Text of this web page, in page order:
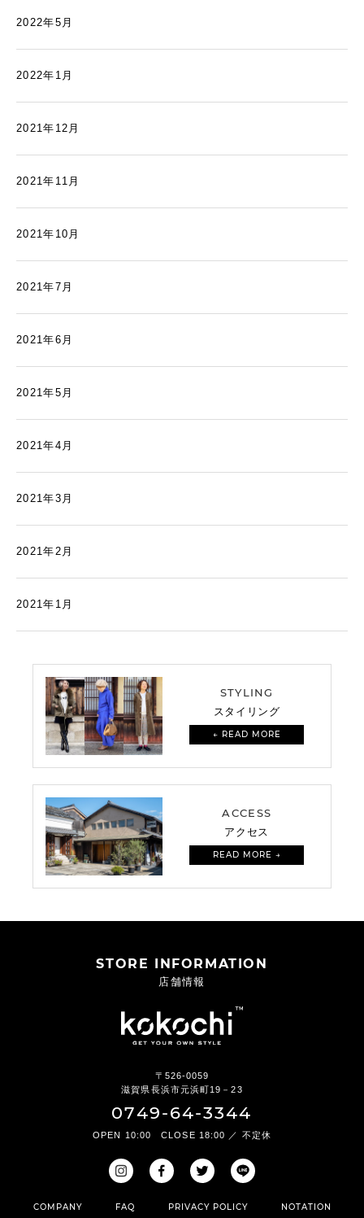
2022年5月
2022年1月
2021年12月
2021年11月
2021年10月
2021年7月
2021年6月
2021年5月
2021年4月
2021年3月
2021年2月
2021年1月
STYLING
スタイリング
← READ MORE
ACCESS
アクセス
READ MORE →
STORE INFORMATION
店舗情報
〒526-0059
滋賀県長浜市元浜町19－23
0749-64-3344
OPEN 10:00 CLOSE 18:00 ／ 不定休
COMPANY FAQ PRIVACY POLICY NOTATION